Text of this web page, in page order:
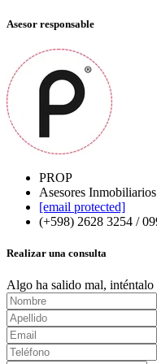
Asesor responsable
PROP
Asesores Inmobiliarios
[email protected]
(+598) 2628 3254 /
Realizar una consulta
Algo ha salido mal, inténtalo